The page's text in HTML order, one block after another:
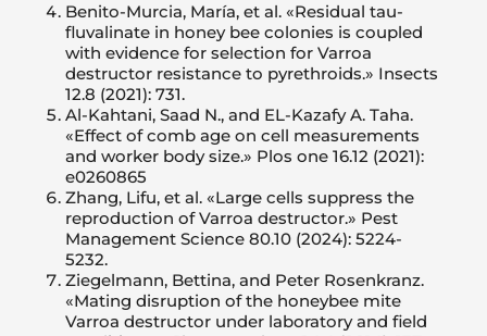
Benito-Murcia, María, et al. «Residual tau-
fluvalinate in honey bee colonies is coupled
with evidence for selection for Varroa
destructor resistance to pyrethroids.» Insects
12.8 (2021): 731.
Al-Kahtani, Saad N., and EL-Kazafy A. Taha.
«Effect of comb age on cell measurements
and worker body size.» Plos one 16.12 (2021):
e0260865
Zhang, Lifu, et al. «Large cells suppress the
reproduction of Varroa destructor.» Pest
Management Science 80.10 (2024): 5224-
5232.
Ziegelmann, Bettina, and Peter Rosenkranz.
«Mating disruption of the honeybee mite
Varroa destructor under laboratory and field